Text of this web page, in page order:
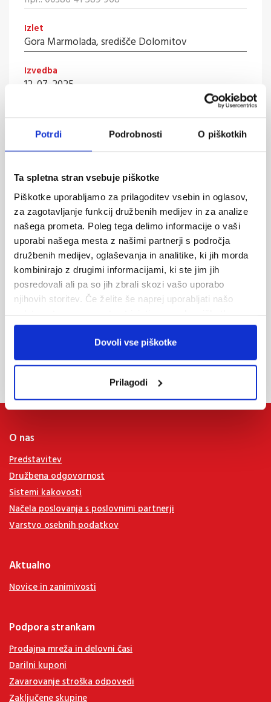
Potrdi Podrobnosti O piškotkih
Ta spletna stran vsebuje piškotke
Piškotke uporabljamo za prilagoditev vsebin in oglasov,
za zagotavljanje funkcij družbenih medijev in za analize
našega prometa. Poleg tega delimo informacije o vaši
uporabi našega mesta z našimi partnerji s področja
družbenih medijev, oglaševanja in analitike, ki jih morda
kombinirajo z drugimi informacijami, ki ste jim jih
posredovali ali pa so jih zbrali skozi vašo uporabo
njihovih storitev. Če želite še naprej uporabljati našo
Dovoli vse piškotke
Prilagodi
Izlet
Izvedba
Oddaj povpraševanje
Informacije preko el. pošte
turizem@alpetour.si
Prodajna mreža
O nas
Predstavitev
Družbena odgovornost
Sistemi kakovosti
Načela poslovanja s poslovnimi partnerji
Varstvo osebnih podatkov
Aktualno
Novice in zanimivosti
Podpora strankam
Prodajna mreža in delovni časi
Darilni kuponi
Zavarovanje stroška odpovedi
Zaključene skupine